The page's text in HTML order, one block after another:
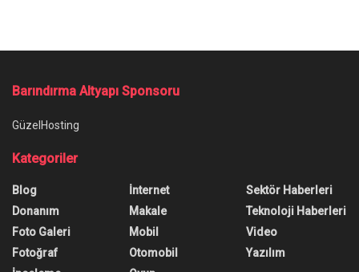
Numpad Yok mu? Klavyede Bir
Numpad Nasıl Edinilir?
Yazar: technotoday